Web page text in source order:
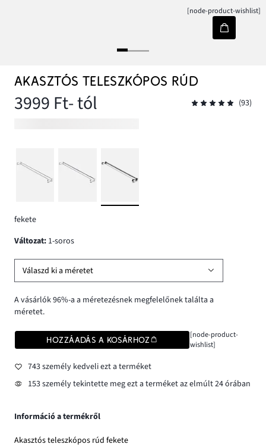
[node-product-wishlist]
AKASZTÓS TELESZKÓPOS RÚD
3999 Ft- tól (93)
fekete
változat: 1-soros
Válaszd ki a méretet
A vásárlók 96%-a a méretezésnek megfelelőnek találta a
méretet.
HOZZÁADÁS A KOSÁRHOZ
[node-product-
wishlist]
743 személy kedveli ezt a terméket
153 személy tekintette meg ezt a terméket az elmúlt 24 órában
Információ a termékről
Akasztós teleszkópos rúd fekete